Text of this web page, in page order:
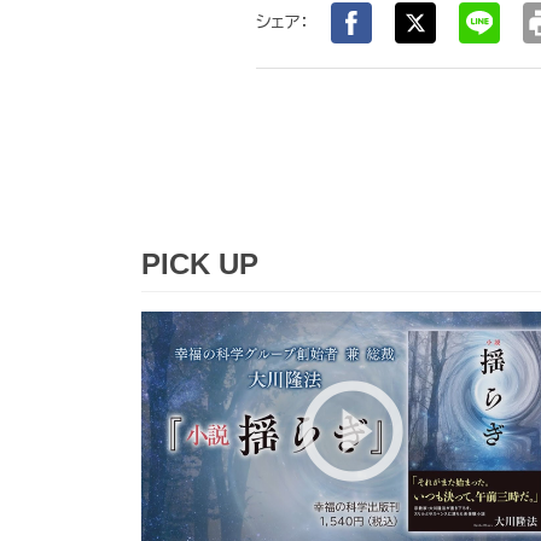
シェア：
PICK UP